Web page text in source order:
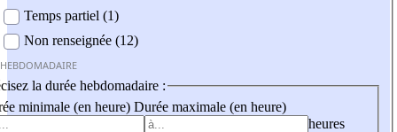
Temps partiel (1)
Non renseignée (12)
la durée hebdomadaire :
minimale (en heure) Durée maximale (en heure)
heures